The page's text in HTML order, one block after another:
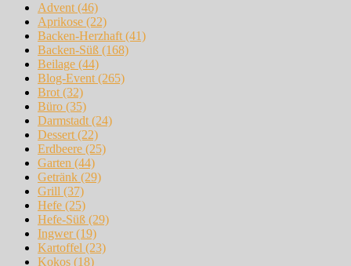
Advent (46)
Aprikose (22)
Backen-Herzhaft (41)
Backen-Süß (168)
Beilage (44)
Blog-Event (265)
Brot (32)
Büro (35)
Darmstadt (24)
Dessert (22)
Erdbeere (25)
Garten (44)
Getränk (29)
Grill (37)
Hefe (25)
Hefe-Süß (29)
Ingwer(19)
Kartoffel (23)
Kokos (18)